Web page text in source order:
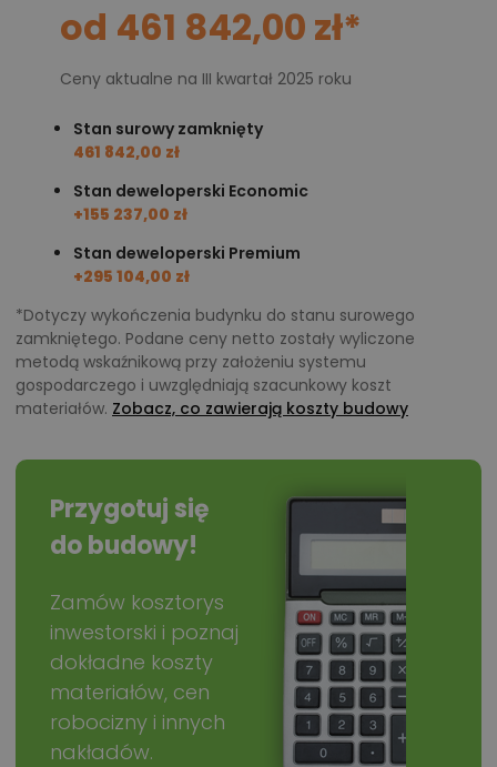
od 461 842,00 zł*
Ceny aktualne na III kwartał 2025 roku
Stan surowy zamknięty
461 842,00 zł
Stan deweloperski Economic
+155 237,00 zł
Stan deweloperski Premium
+295 104,00 zł
*Dotyczy wykończenia budynku do stanu surowego
zamkniętego. Podane ceny netto zostały wyliczone
metodą wskaźnikową przy założeniu systemu
gospodarczego i uwzględniają szacunkowy koszt
materiałów. Zobacz, co zawierają koszty budowy
Przygotuj się
do budowy!
Zamów kosztorys
inwestorski i poznaj
dokładne koszty
materiałów, cen
robocizny i innych
nakładów.